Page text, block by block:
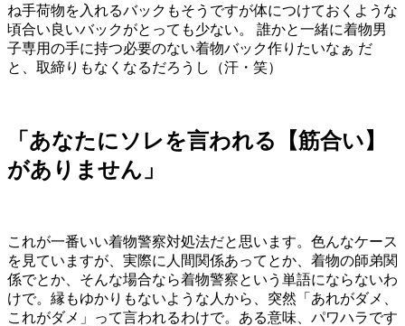
ね手荷物を入れるバックもそうですが体につけておくような
頃合い良いバックがとっても少ない。 誰かと一緒に着物男
子専用の手に持つ必要のない着物バック作りたいなぁ だ
と、取締りもなくなるだろうし（汗・笑）
「あなたにソレを言われる【筋合い】
がありません」
これが一番いい着物警察対処法だと思います。色んなケース
を見ていますが、実際に人間関係あってとか、着物の師弟関
係でとか、そんな場合なら着物警察という単語にならないわ
けで。縁もゆかりもないような人から、突然「あれがダメ、
これがダメ」って言われるわけで。ある意味、パワハラです